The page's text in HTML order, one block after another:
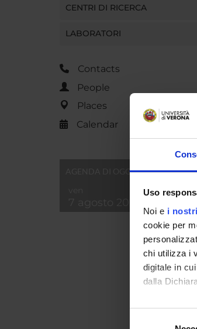
Uso
Noi e i
cookie per
chi utilizza i
digitale in
dalla
Con il tuo
CENTRI DI RICERCA
LABORATORI
Contacts
People
Places
Calendar
AGENDA DI OGGI